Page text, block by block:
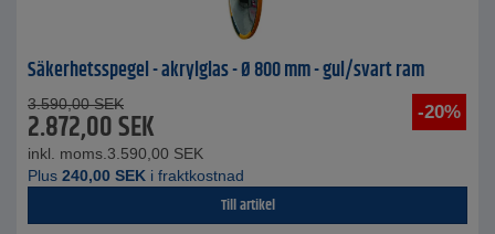
Säkerhetsspegel - akrylglas - Ø 800 mm - gul/svart ram
-20%
3.590,00 SEK
2.872,00SEK
inkl. moms. 3.590,00 SEK
Plus 240,00 SEK i fraktkostnad
Till artikel